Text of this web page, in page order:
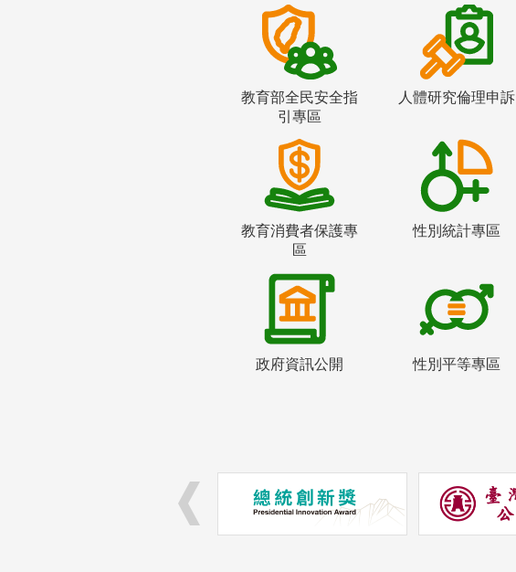
教育部全民安全指
引專區
人體研究倫理申訴
教育消費者保護專
區
性別統計專區
政府資訊公開 性別平等專區